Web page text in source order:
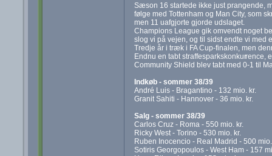
Sæson 16 startede ikke just prangende,
følge med Tottenham og Man City, som
men 11 uafgjorte gjorde udslaget.
Champions League gik omvendt noget
slog vi på vejen, og til sidst endte vi med
Tredje år i træk i FA Cup-finalen, men
Endnu en tabt straffesparkskonkurrence,
Community Shield blev tabt med 0-1 til
Indkøb - sommer 38/39
André Luis - Bragantino - 132 mio. kr.
Granit Sahiti - Hannover - 36 mio. kr.
Salg - sommer 38/39
Carlos Cruz - Roma - 550 mio. kr.
Ricky West - Torino - 530 mio. kr.
Ruben Inocencio - Real Madrid - 500 mio.
Sotiris Georgopoulos - West Ham - 157